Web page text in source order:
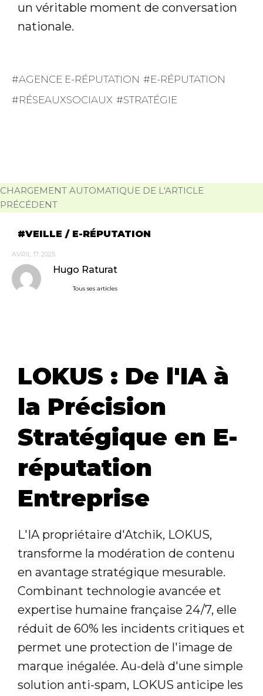
un véritable moment de conversation
nationale.
AGENCE E-RÉPUTATION
E-RÉPUTATION
RÉSEAUXSOCIAUX
STRATÉGIE
CHARGEMENT AUTOMATIQUE DE L'ARTICLE
PRÉCÉDENT
VEILLE / E-RÉPUTATION
AVRIL 17, 2025
Hugo Raturat
Tous ses articles
LOKUS : De l'IA à
la Précision
Stratégique en E-
réputation
Entreprise
L'IA propriétaire d'Atchik, LOKUS,
transforme la modération de contenu
en avantage stratégique mesurable.
Combinant technologie avancée et
expertise humaine française 24/7, elle
réduit de 60% les incidents critiques et
permet une protection de l'image de
marque inégalée. Au-delà d'une simple
solution anti-spam, LOKUS anticipe les